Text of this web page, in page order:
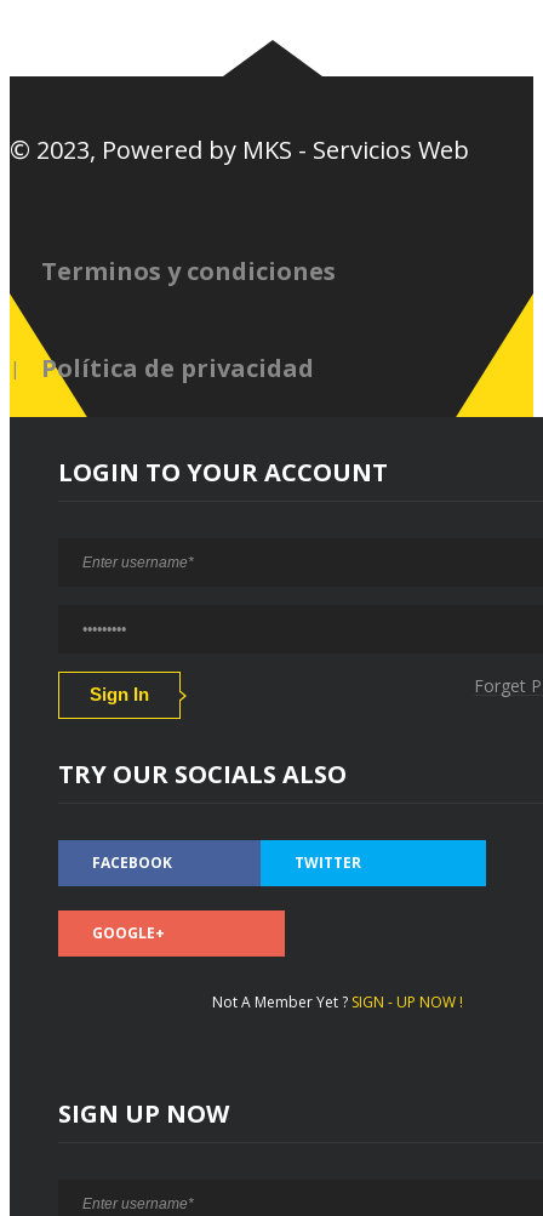
© 2023, Powered by MKS - Servicios Web
Terminos y condiciones
Política de privacidad
LOGIN TO YOUR ACCOUNT
Forget
TRY OUR SOCIALS ALSO
FACEBOOK TWITTER
GOOGLE+
Not A Member Yet ? SIGN - UP NOW !
SIGN UP NOW